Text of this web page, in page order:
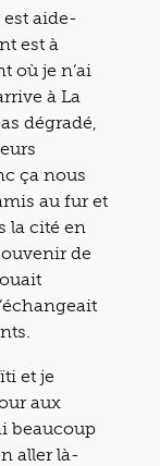
aide-
est à
où je n’ai
à La
dégradé,
ça nous
au fur et
la cité en
de
et je
aux
beaucoup
aller là-